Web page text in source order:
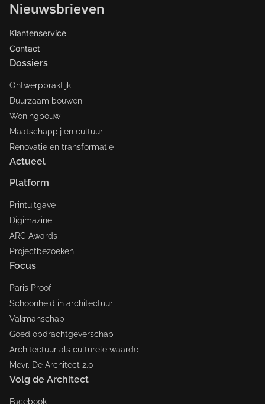
Nieuwsbrieven
Klantenservice
Contact
Dossiers
Ontwerppraktijk
Duurzaam bouwen
Woningbouw
Maatschappij en cultuur
Renovatie en transformatie
Actueel
Platform
Printuitgave
Digimazine
ARC Awards
Projectbezoeken
Focus
Paris Proof
Schoonheid in architectuur
Vakmanschap
Goed opdrachtgeverschap
Architectuur als culturele waarde
Mevr. De Architect 2.0
Volg de Architect
Facebook